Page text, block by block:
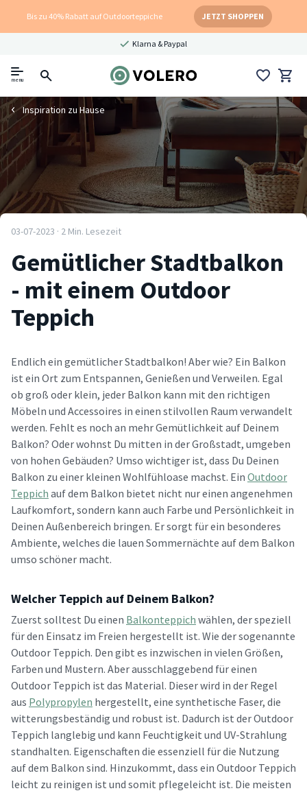
Bis zu 40% Rabatt auf Outdoorteppiche JETZT SHOPPEN
Klarna & Paypal
menu
Inspiration zu Hause
03-07-2023 · 2 Min. Lesezeit
Gemütlicher Stadtbalkon
- mit einem Outdoor
Teppich
Endlich ein gemütlicher Stadtbalkon! Aber wie? Ein Balkon
ist ein Ort zum Entspannen, Genießen und Verweilen. Egal
ob groß oder klein, jeder Balkon kann mit den richtigen
Möbeln und Accessoires in einen stilvollen Raum verwandelt
werden. Fehlt es noch an mehr Gemütlichkeit auf Deinem
Balkon? Oder wohnst Du mitten in der Großstadt, umgeben
von hohen Gebäuden? Umso wichtiger ist, dass Du Deinen
Balkon zu einer kleinen Wohlfühloase machst. Ein Outdoor
Teppich auf dem Balkon bietet nicht nur einen angenehmen
Laufkomfort, sondern kann auch Farbe und Persönlichkeit in
Deinen Außenbereich bringen. Er sorgt für ein besonderes
Ambiente, welches die lauen Sommernächte auf dem Balkon
umso schöner macht.
Welcher Teppich auf Deinem Balkon?
Zuerst solltest Du einen Balkonteppich wählen, der speziell
für den Einsatz im Freien hergestellt ist. Wie der sogenannte
Outdoor Teppich. Den gibt es inzwischen in vielen Größen,
Farben und Mustern. Aber ausschlaggebend für einen
Outdoor Teppich ist das Material. Dieser wird in der Regel
aus Polypropylen hergestellt, eine synthetische Faser, die
witterungsbeständig und robust ist. Dadurch ist der Outdoor
Teppich langlebig und kann Feuchtigkeit und UV-Strahlung
standhalten. Eigenschaften die essenziell für die Nutzung
auf dem Balkon sind. Hinzukommt, dass ein Outdoor Teppich
leicht zu reinigen ist und somit pflegeleicht ist. Die meisten